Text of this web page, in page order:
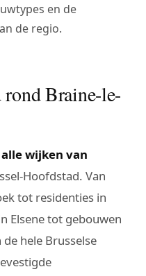
en de
de regio.
Braine-le-
alle wijken van
Hoofdstad. Van
tot residenties in
Elsene tot gebouwen
hele Brusselse